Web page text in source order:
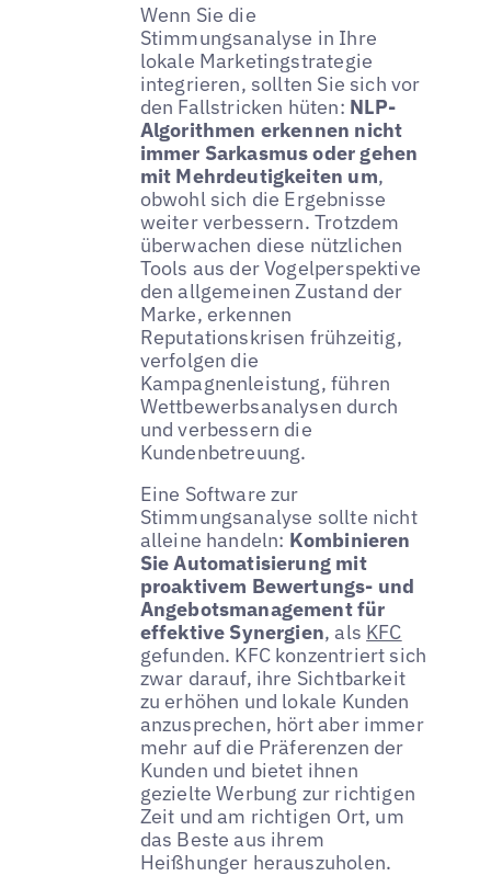
Wenn Sie die
Stimmungsanalyse in Ihre
lokale Marketingstrategie
integrieren, sollten Sie sich vor
den Fallstricken hüten: NLP-
Algorithmen erkennen nicht
immer Sarkasmus oder gehen
mit Mehrdeutigkeiten um,
obwohl sich die Ergebnisse
weiter verbessern. Trotzdem
überwachen diese nützlichen
Tools aus der Vogelperspektive
den allgemeinen Zustand der
Marke, erkennen
Reputationskrisen frühzeitig,
verfolgen die
Kampagnenleistung, führen
Wettbewerbsanalysen durch
und verbessern die
Kundenbetreuung.
Eine Software zur
Stimmungsanalyse sollte nicht
alleine handeln: Kombinieren
Sie Automatisierung mit
proaktivem Bewertungs- und
Angebotsmanagement für
effektive Synergien, als KFC
gefunden. KFC konzentriert sich
zwar darauf, ihre Sichtbarkeit
zu erhöhen und lokale Kunden
anzusprechen, hört aber immer
mehr auf die Präferenzen der
Kunden und bietet ihnen
gezielte Werbung zur richtigen
Zeit und am richtigen Ort, um
das Beste aus ihrem
Heißhunger herauszuholen.